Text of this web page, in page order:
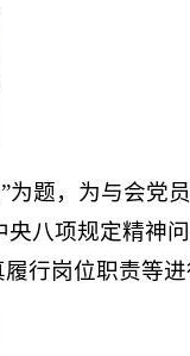
题，为与会党
八项规定精神
行岗位职责等进